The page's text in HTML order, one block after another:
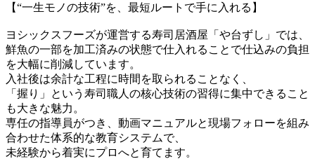
【“一生モノの技術”を、最短ルートで手に入れる】
ヨシックスフーズが運営する寿司居酒屋「や台ずし」では、
鮮魚の一部を加工済みの状態で仕入れることで仕込みの負担
を大幅に削減しています。
入社後は余計な工程に時間を取られることなく、
「握り」という寿司職人の核心技術の習得に集中できること
も大きな魅力。
専任の指導員がつき、動画マニュアルと現場フォローを組み
合わせた体系的な教育システムで、
未経験から着実にプロへと育てます。